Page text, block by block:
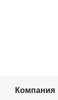
Компания